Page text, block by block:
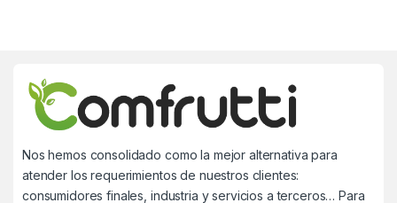
Nos hemos consolidado como la mejor alternativa para
atender los requerimientos de nuestros clientes:
consumidores finales, industria y servicios a terceros… Para